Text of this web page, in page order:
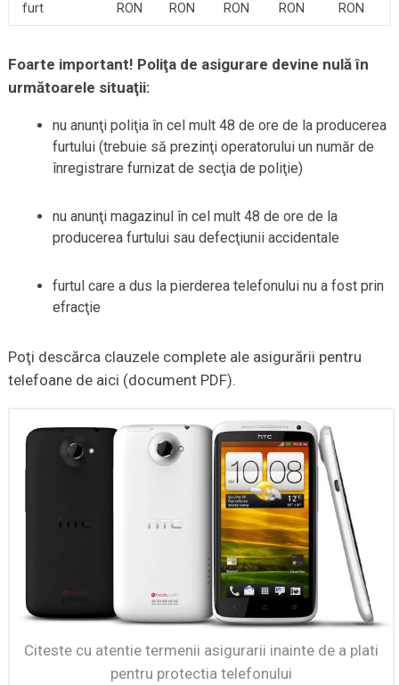
furt
RON
RON
RON
RON
RON
Foarte important! Poliţa de asigurare devine nulă în
următoarele situaţii:
nu anunţi poliţia în cel mult 48 de ore de la producerea
furtului (trebuie să prezinţi operatorului un număr de
înregistrare furnizat de secţia de poliţie)
nu anunţi magazinul în cel mult 48 de ore de la
producerea furtului sau defecţiunii accidentale
furtul care a dus la pierderea telefonului nu a fost prin
efracţie
Poţi descărca clauzele complete ale asigurării pentru
telefoane de aici (document PDF).
Citeste cu atentie termenii asigurarii inainte de a plati
pentru protectia telefonului